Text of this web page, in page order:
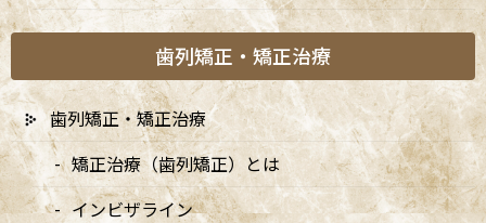
歯列矯正・矯正治療
歯列矯正・矯正治療
矯正治療（歯列矯正）とは
インビザライン